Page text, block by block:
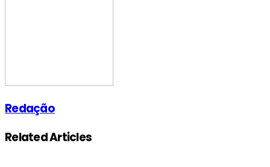
Redação
Related Articles